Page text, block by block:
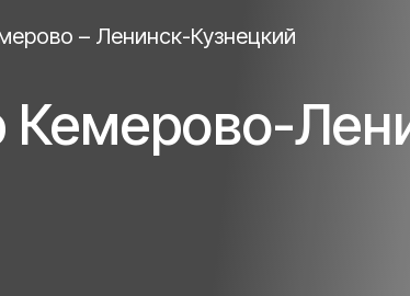
– Ленинск-Кузнецкий
Кемерово-